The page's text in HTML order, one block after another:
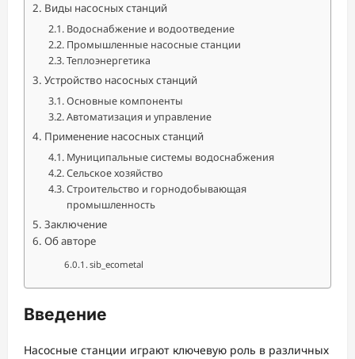
Виды насосных станций
Водоснабжение и водоотведение
Промышленные насосные станции
Теплоэнергетика
Устройство насосных станций
Основные компоненты
Автоматизация и управление
Применение насосных станций
Муниципальные системы водоснабжения
Сельское хозяйство
Строительство и горнодобывающая
промышленность
Заключение
Об авторе
sib_ecometal
Введение
Насосные станции играют ключевую роль в различных